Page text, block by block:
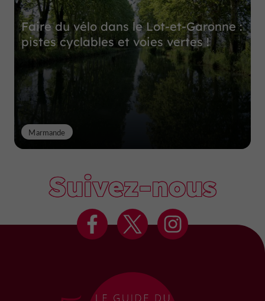
Faire du vélo dans le Lot-et-Garonne :
pistes cyclables et voies vertes !
Marmande
Suivez-nous